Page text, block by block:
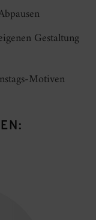
Gestaltung
Motiven